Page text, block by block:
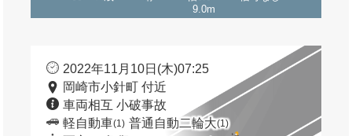
9.0m
2022年11月10日(木)07:25
岡崎市小針町 付近
車両相互 小破事故
軽自動車(1) 普通自動二輪大(1)